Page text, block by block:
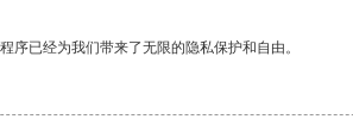
序已经为我们带来了无限的隐私保护和自由。